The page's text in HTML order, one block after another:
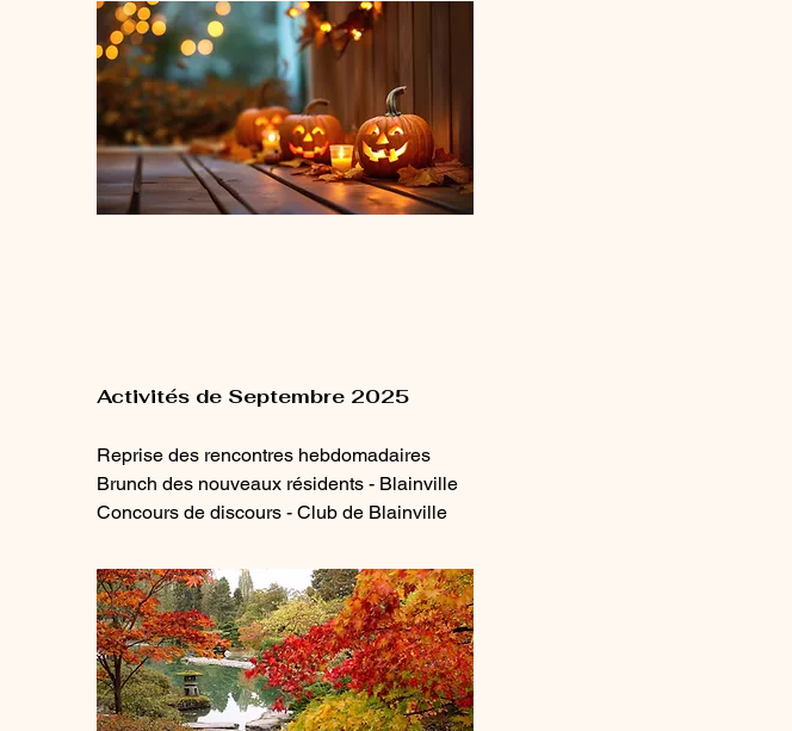
Activités de Septembre 2025
Reprise des rencontres hebdomadaires
Brunch des nouveaux résidents - Blainville
Concours de discours - Club de Blainville